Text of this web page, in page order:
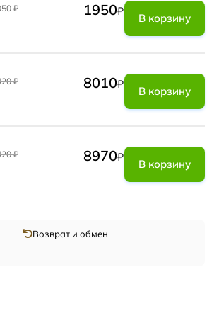
₽ 1950₽
В корзину
₽ 8010₽
В корзину
₽ 8970₽
В корзину
Возврат и обмен